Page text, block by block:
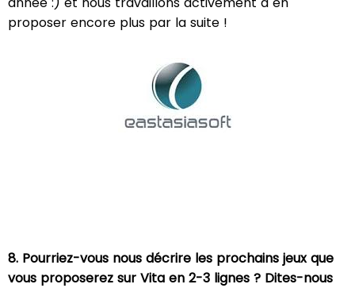
proposer encore plus par la suite !
8. Pourriez-vous nous décrire les prochains jeux que
vous proposerez sur Vita en 2-3 lignes ? Dites-nous